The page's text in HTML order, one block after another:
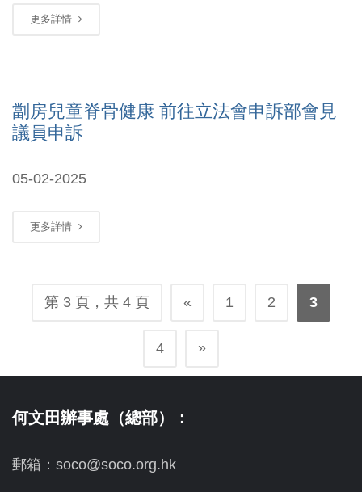
更多詳情
劏房兒童脊骨健康 前往立法會申訴部會見
議員申訴
05-02-2025
更多詳情
第 3 頁，共 4 頁 « 1 2 3
4 »
何文田辦事處（總部）：
郵箱：soco@soco.org.hk